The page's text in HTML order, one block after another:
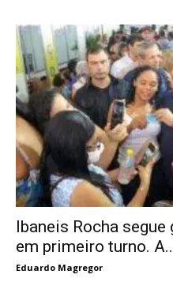
Ibaneis Rocha
em primeiro turno.
Eduardo Magregor